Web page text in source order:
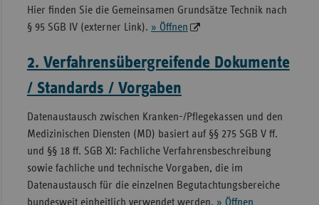
Hier finden Sie die Gemeinsamen Grundsätze Technik nach
§ 95 SGB IV (externer Link). » Öffnen
2. Verfahrensübergreifende Dokumente
/ Standards / Vorgaben
Datenaustausch zwischen Kranken-/Pflegekassen und den
Medizinischen Diensten (MD) basiert auf §§ 275 SGB V ff.
und §§ 18 ff. SGB XI: Fachliche Verfahrensbeschreibung
sowie fachliche und technische Vorgaben, die im
Datenaustausch für die einzelnen Begutachtungsbereiche
bundesweit einheitlich verwendet werden. » Öffnen